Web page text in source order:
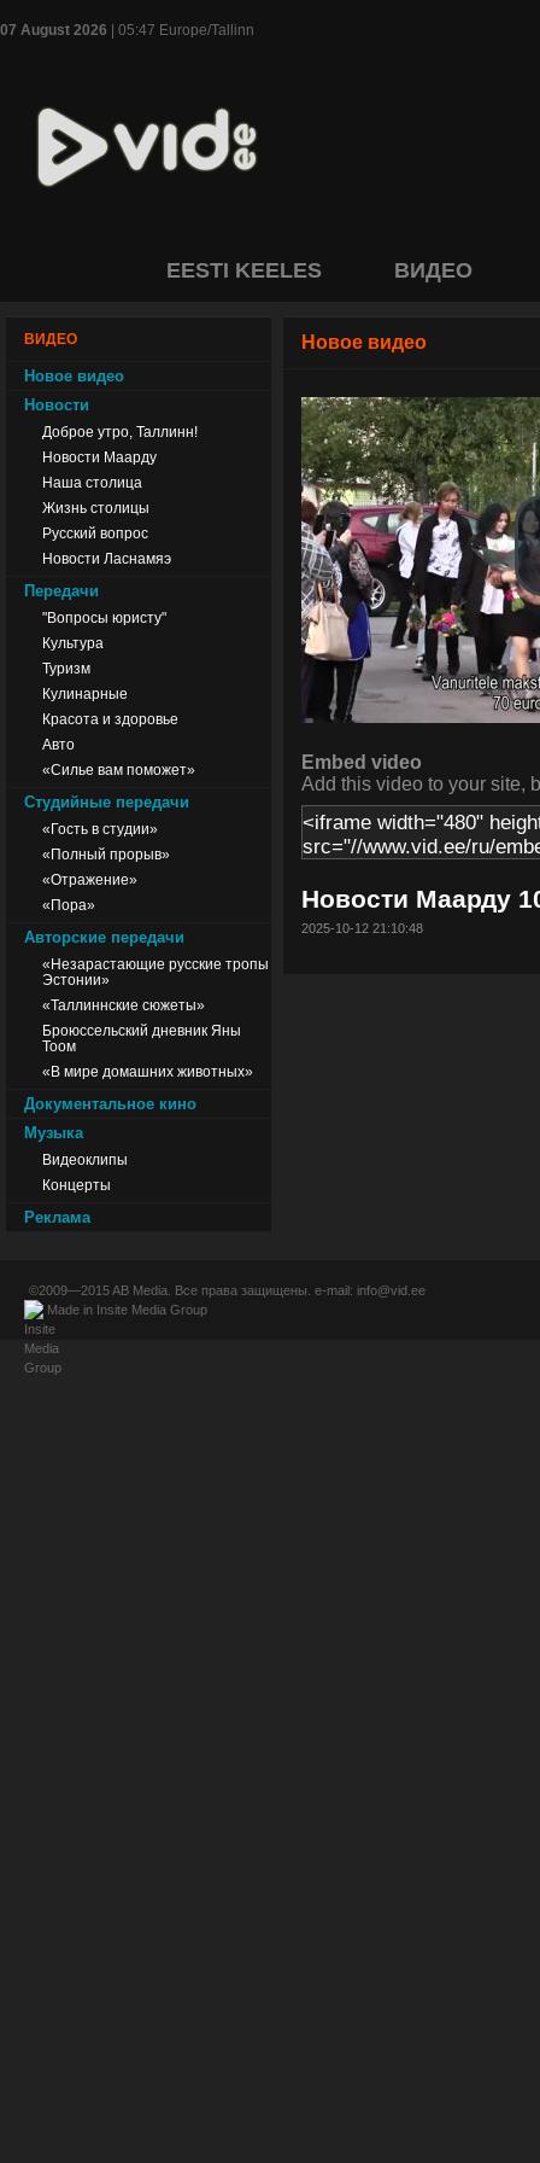
07 August 2026 | 05:47 Europe/Tallinn
EESTI KEELES ВИДЕО
ВИДЕО
Новое видео
Новости
Доброе утро, Таллинн!
Новости Маарду
Наша столица
Жизнь столицы
Русский вопрос
Новости Ласнамяэ
Передачи
"Вопросы юристу"
Культура
Туризм
Кулинарные
Красота и здоровье
Авто
«Силье вам поможет»
Студийные передачи
«Гость в студии»
«Полный прорыв»
«Отражение»
«Пора»
Авторские передачи
«Незарастающие русские тропы
Эстонии»
«Таллиннские сюжеты»
Броюссельский дневник Яны
Тоом
«В мире домашних животных»
Документальное кино
Музыка
Видеоклипы
Концерты
Реклама
Новое видео
Embed video
Add this video to your site,
Новости Маарду
2025-10-12 21:10:48
©2009—2015AB Media . Все права защищены. e-mail: info@vid.ee
Made in Insite Media Group